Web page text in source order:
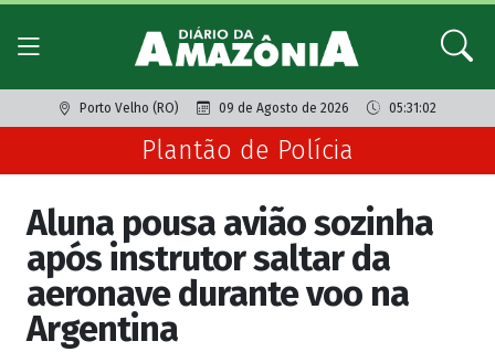
Porto Velho (RO) 09 de Agosto de 2026 05:31:02
Plantão de Polícia
Aluna pousa avião sozinha
após instrutor saltar da
aeronave durante voo na
Argentina